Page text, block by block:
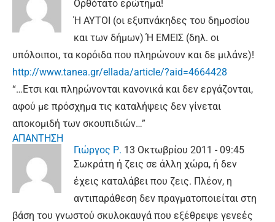
Ορθότατο ερώτημα!
Ή ΑΥΤΟΙ (οι εξυπνάκηδες του δημοσίου
και των δήμων) Ή ΕΜΕΙΣ (δηλ. οι
υπόλοιποι, τα κορόιδα που πληρώνουν και δε μιλάνε)!
http://www.tanea.gr/ellada/article/?aid=4664428
“…Ετσι και πληρώνονται κανονικά και δεν εργάζονται,
αφού με πρόσχημα τις καταλήψεις δεν γίνεται
αποκομιδή των σκουπιδιών…”
ΑΠΑΝΤΗΣΗ
Γιώργος Ρ. 13 Οκτωβρίου 2011 - 09:45
Σωκράτη ή ζεις σε άλλη χώρα, ή δεν
έχεις καταλάβει που ζεις. Πλέον, η
αντιπαράθεση δεν πραγματοποιείται στη
βάση του γνωστού σκυλοκαυγά που εξέθρεψε γενεές